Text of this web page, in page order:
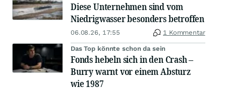
Diese Unternehmen sind vom
Niedrigwasser besonders betroffen
06.08.26, 17:55 1 Kommentar
Das Top könnte schon da sein
Fonds hebeln sich in den Crash –
Burry warnt vor einem Absturz
wie 1987